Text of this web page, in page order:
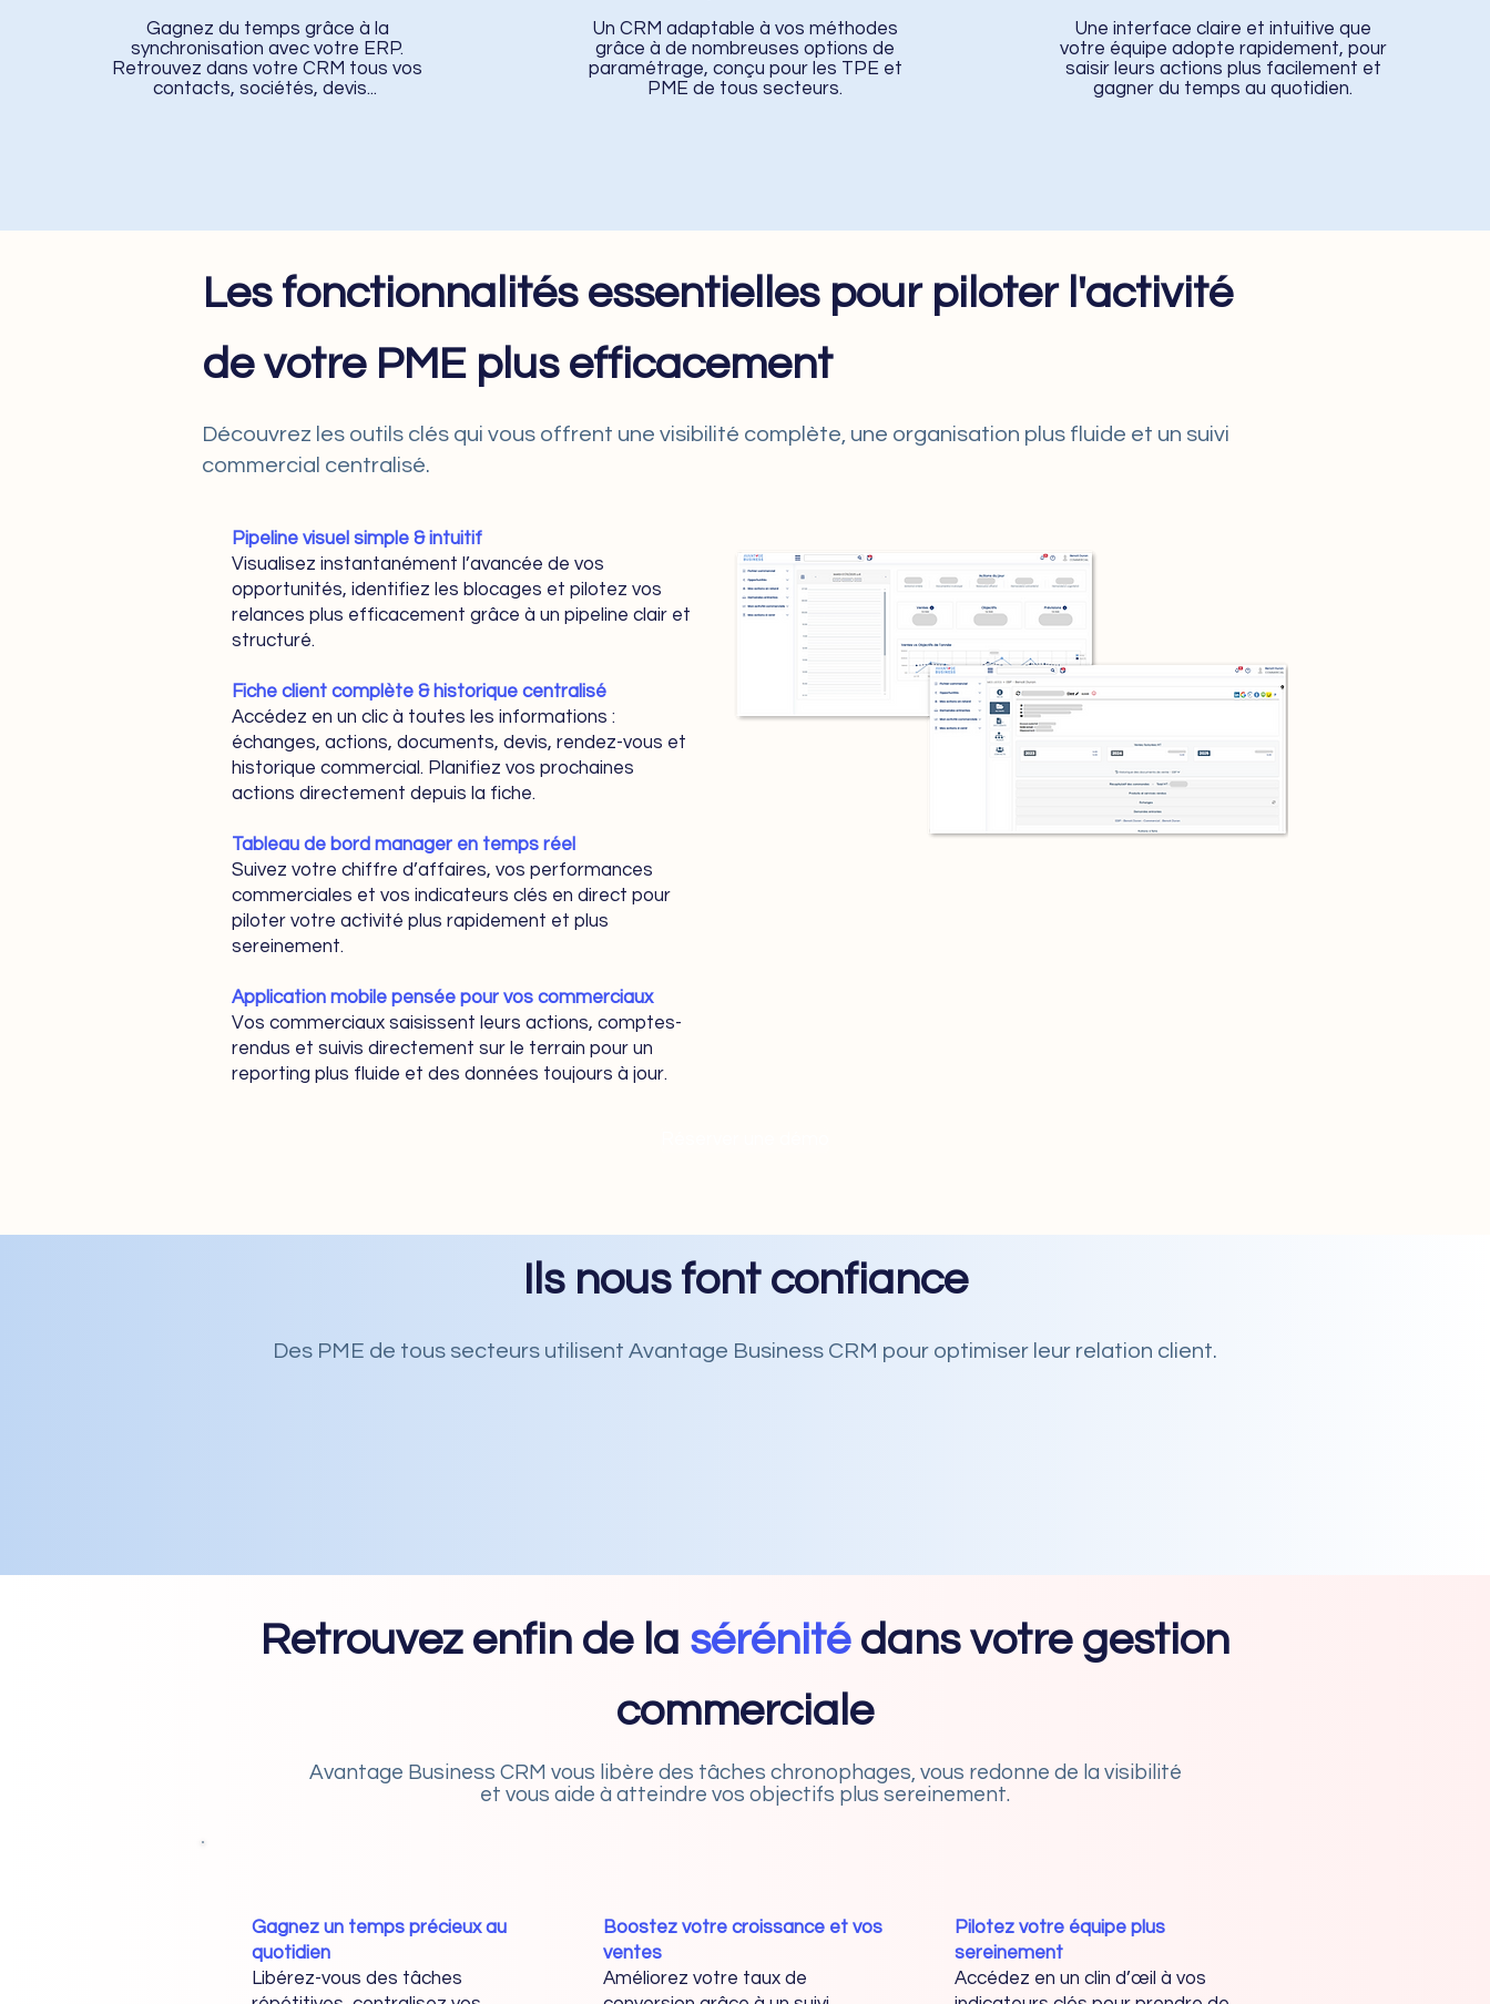
Gagnez du temps grâce à la
synchronisation avec votre ERP.
Retrouvez dans votre CRM tous vos
contacts, sociétés, devis... ​
Un CRM adaptable à vos méthodes
grâce à de nombreuses options de
paramétrage, conçu pour les TPE et
PME de tous secteurs.
Une interface claire et intuitive que
votre équipe adopte rapidement, pour
saisir leurs actions plus facilement et
gagner du temps au quotidien.
Les fonctionnalités essentielles pour piloter l'activité
de votre PME plus efficacement
Découvrez les outils clés qui vous offrent une visibilité complète, une organisation plus fluide et un suivi
commercial centralisé.
Pipeline visuel simple & intuitif
Visualisez instantanément l’avancée de vos
opportunités, identifiez les blocages et pilotez vos
relances plus efficacement grâce à un pipeline clair et
structuré.
Fiche client complète & historique centralisé
Accédez en un clic à toutes les informations :
échanges, actions, documents, devis, rendez-vous et
historique commercial. Planifiez vos prochaines
actions directement depuis la fiche.
Tableau de bord manager en temps réel
Suivez votre chiffre d’affaires, vos performances
commerciales et vos indicateurs clés en direct pour
piloter votre activité plus rapidement et plus
sereinement.
Application mobile pensée pour vos commerciaux
Vos commerciaux saisissent leurs actions, comptes-
rendus et suivis directement sur le terrain pour un
reporting plus fluide et des données toujours à jour.
Ils nous font confiance
Des PME de tous secteurs utilisent Avantage Business CRM pour optimiser leur relation client.
Retrouvez enfin de la sérénitédans votre gestion
commerciale
Avantage Business CRM vous libère des tâches chronophages, vous redonne de la visibilité
et vous aide à atteindre vos objectifs plus sereinement.
Gagnez un temps précieux au
quotidien
Libérez-vous des tâches
Boostez votre croissance et vos
ventes
Améliorez votre taux de
Pilotez votre équipe plus
sereinement
Accédez en un clin d’œil à vos